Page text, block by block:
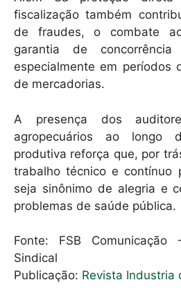
fiscalização também
de fraudes, o combate
garantia de
especialmente em períodos
de mercadorias.
A presença dos
agropecuários ao
produtiva reforça que, por
trabalho técnico e contínuo
seja sinônimo de alegria e
problemas de saúde pública.
Fonte: FSB Comunicação
Sindical
Publicação: Revista Industria